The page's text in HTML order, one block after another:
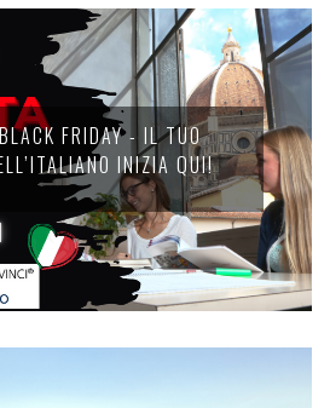
FRIDAY - IL TUO
INIZIA QUI!